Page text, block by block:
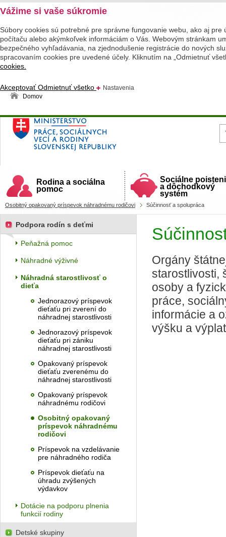
Vážime si vaše súkromie
Súbory cookies sú potrebné pre správne fungovanie webu, ako aj
počítaču alebo akýmkoľvek informáciám o Vás. Webovým stránkam
bezpečného vyhľadávania, na zjednodušenie registrácie do nových
spracovaním cookies pre uvedené účely. Kliknutím na „Odmietnuť
cookies.
AkceptovaťOdmietnuť všetko
Nastavenia
Domov
Ministerstvo práce, sociálnych vecí a rodiny
Slovenskej republiky
Rodina a sociálna
pomoc
Sociálne
a dôchodkový
systém
Osobitný opakovaný príspevok náhradnému rodičovi Súčinnosť a spolupráca
Orgány
starostlivosti,
osoby a
práce,
informácie a
výšku a
Podpora rodín s deťmi
Peňažná pomoc
Náhradné výživné
Náhradná starostlivosť o
dieťa
Jednorazový príspevok
dieťaťu pri zverení do
náhradnej starostlivosti
Jednorazový príspevok
dieťaťu pri zániku
náhradnej starostlivosti
Opakovaný príspevok
dieťaťu zverenému do
náhradnej starostlivosti
Opakovaný príspevok
náhradnému rodičovi
Osobitný opakovaný
príspevok náhradnému
rodičovi
Príspevok na vzdelávanie
pre náhradného rodiča
Príspevok dieťaťu na
úhradu zvýšených
výdavkov
Dotácie na podporu plnenia
funkcií rodiny
Detské skupiny